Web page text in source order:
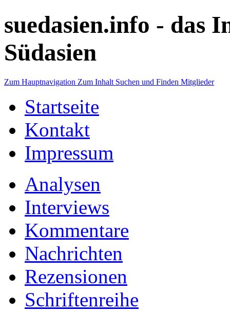
suedasien.info - das
Südasien
Zum Hauptnavigation Zum Inhalt Suchen und Finden Mitglieder
Startseite
Kontakt
Impressum
Analysen
Interviews
Kommentare
Nachrichten
Rezensionen
Schriftenreihe